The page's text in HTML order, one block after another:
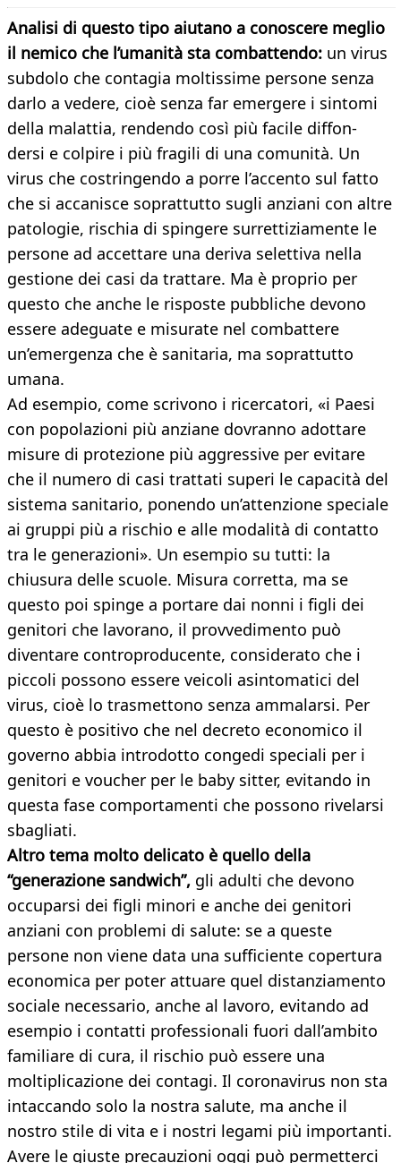
Analisi di questo tipo aiutano a conoscere meglio
il nemico che l’umanità sta combattendo: un virus
subdolo che contagia moltissime persone senza
darlo a vedere, cioè senza far emergere i sintomi
della malattia, rendendo così più facile diffon-
dersi e colpire i più fragili di una comunità. Un
virus che costringendo a porre l’accento sul fatto
che si accanisce soprattutto sugli anziani con altre
patologie, rischia di spingere surrettiziamente le
persone ad accettare una deriva selettiva nella
gestione dei casi da trattare. Ma è proprio per
questo che anche le risposte pubbliche devono
essere adeguate e misurate nel combattere
un’emergenza che è sanitaria, ma soprattutto
umana.
Ad esempio, come scrivono i ricercatori, «i Paesi
con popolazioni più anziane dovranno adottare
misure di protezione più aggressive per evitare
che il numero di casi trattati superi le capacità del
sistema sanitario, ponendo un’attenzione speciale
ai gruppi più a rischio e alle modalità di contatto
tra le generazioni». Un esempio su tutti: la
chiusura delle scuole. Misura corretta, ma se
questo poi spinge a portare dai nonni i figli dei
genitori che lavorano, il provvedimento può
diventare controproducente, considerato che i
piccoli possono essere veicoli asintomatici del
virus, cioè lo trasmettono senza ammalarsi. Per
questo è positivo che nel decreto economico il
governo abbia introdotto congedi speciali per i
genitori e voucher per le baby sitter, evitando in
questa fase comportamenti che possono rivelarsi
sbagliati.
Altro tema molto delicato è quello della
“generazione sandwich”, gli adulti che devono
occuparsi dei figli minori e anche dei genitori
anziani con problemi di salute: se a queste
persone non viene data una sufficiente copertura
economica per poter attuare quel distanziamento
sociale necessario, anche al lavoro, evitando ad
esempio i contatti professionali fuori dall’ambito
familiare di cura, il rischio può essere una
moltiplicazione dei contagi. Il coronavirus non sta
intaccando solo la nostra salute, ma anche il
nostro stile di vita e i nostri legami più importanti.
Avere le giuste precauzioni oggi può permetterci